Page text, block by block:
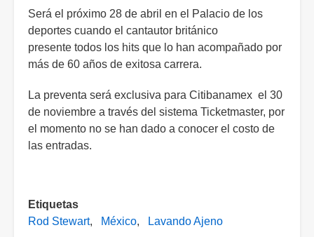
Será el próximo 28 de abril en el Palacio de los
deportes cuando el cantautor británico
presente todos los hits que lo han acompañado por
más de 60 años de exitosa carrera.
La preventa será exclusiva para Citibanamex el 30
de noviembre a través del sistema Ticketmaster, por
el momento no se han dado a conocer el costo de
las entradas.
Etiquetas
Rod Stewart
México Lavando Ajeno